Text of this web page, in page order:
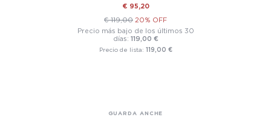
€ 95,20
€ 119,00 20% OFF
Precio más bajo de los últimos 30
días: 119,00 €
Precio de lista: 119,00 €